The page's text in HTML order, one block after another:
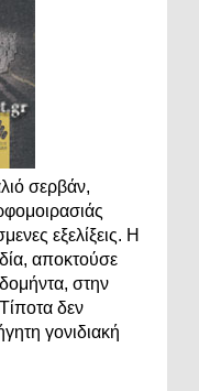
σερβάν,
εξελίξεις. Η
αποκτούσε
στην
δεν
γονιδιακή